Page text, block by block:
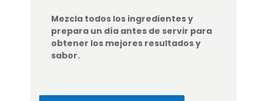
Mezcla todos los ingredientes y
prepara un día antes de servir para
obtener los mejores resultados y
sabor.